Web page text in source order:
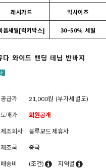
래시가드 빅사이즈
음세일[럭키박스] 30~50% 세일
와이드 밴딩 데님 반바지
공급가 21,000원 (부가세 별도)
도매가 회원공개
제조회사 블루모드 제휴사
제조국 중국
배송비 (조건) 지역별